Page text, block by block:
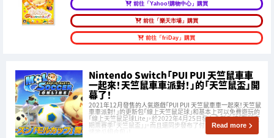
前往「Yahoo!購物中心」購買
前往「樂天市場」購買
前往「friDay」購買
Nintendo Switch「PUI PUI 天竺鼠車車
一起來！天竺鼠車車派對！」的「天竺鼠盃」開
幕了！
2021年12月發售的人氣遊戲「PUI PUI 天竺鼠車車一起來！天竺鼠
車車派對！」的更新包「線上天竺鼠足球」和基本上可以免費遊玩的
「線上天竺鼠足球Lite」，於2022年4月25日發布全新系統「戰鬥定
期票賽季「天竺鼠盃」」。而且還同步發布了付費擴充內容「熱騰騰
Read more